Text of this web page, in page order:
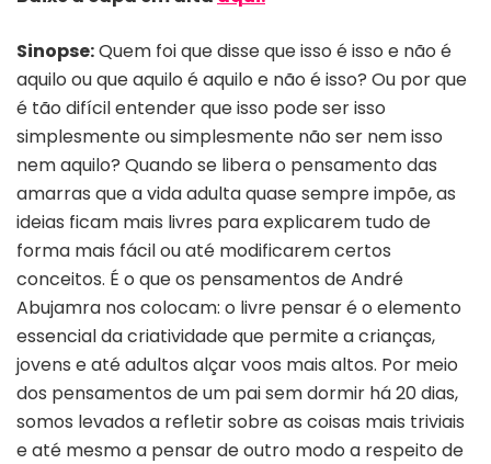
Sinopse:Quem foi que disse que isso é isso e não é
aquilo ou que aquilo é aquilo e não é isso? Ou por que
é tão difícil entender que isso pode ser isso
simplesmente ou simplesmente não ser nem isso
nem aquilo? Quando se libera o pensamento das
amarras que a vida adulta quase sempre impõe, as
ideias ficam mais livres para explicarem tudo de
forma mais fácil ou até modificarem certos
conceitos. É o que os pensamentos de André
Abujamra nos colocam: o livre pensar é o elemento
essencial da criatividade que permite a crianças,
jovens e até adultos alçar voos mais altos. Por meio
dos pensamentos de um pai sem dormir há 20 dias,
somos levados a refletir sobre as coisas mais triviais
e até mesmo a pensar de outro modo a respeito de